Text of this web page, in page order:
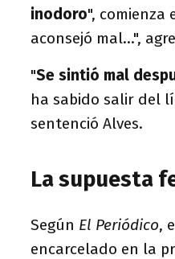
inodoro", comienza
aconsejó mal...",
"Se sintió mal
ha sabido salir del
sentenció Alves.
La supuesta
Según El Periódico,
encarcelado en la